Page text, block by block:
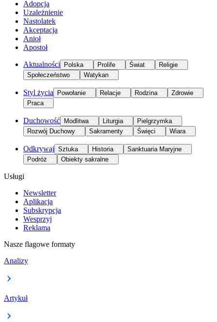
Adopcja
Uzależnienie
Nastolatek
Akceptacja
Anioł
Apostoł
Aktualności Polska Prolife Świat
Religie
Społeczeństwo
Watykan
Styl życia Powołanie Relacje Rodzina
Zdrowie
Praca
Duchowość Modlitwa Liturgia
Pielgrzymka
Rozwój Duchowy
Sakramenty Święci Wiara
Odkrywaj Sztuka Historia
Sanktuaria Maryjne
Podróż
Obiekty sakralne
Usługi
Newsletter
Aplikacja
Subskrypcja
Wesprzyj
Reklama
Nasze flagowe formaty
Analizy
Artykuł